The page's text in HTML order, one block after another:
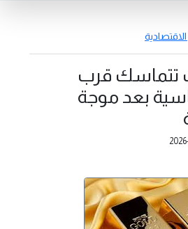
الاقتصادية
تتماسك قرب
بعد موجة